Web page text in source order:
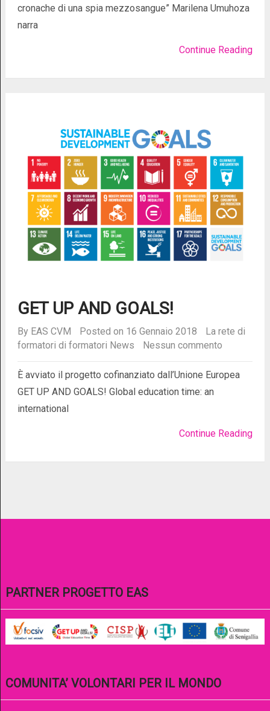
cronache di una spia mezzosangue” Marilena Umuhoza
narra
Continue Reading
GET UP AND GOALS!
By EAS CVM Posted on 16 Gennaio 2018
La rete di
formatori di formatori News Nessun commento
È avviato il progetto cofinanziato dall’Unione Europea
GET UP AND GOALS! Global education time: an
international
Continue Reading
PARTNER PROGETTO EAS
COMUNITA’ VOLONTARI PER IL MONDO